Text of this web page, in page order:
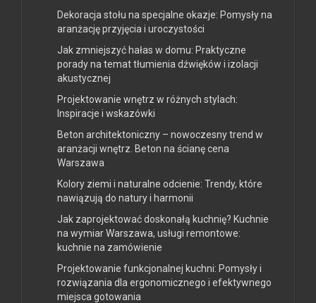
Dekoracja stołu na specjalne okazje: Pomysły na
aranżację przyjęcia i uroczystości
Jak zmniejszyć hałas w domu: Praktyczne
porady na temat tłumienia dźwięków i izolacji
akustycznej
Projektowanie wnętrz w różnych stylach:
Inspiracje i wskazówki
Beton architektoniczny – nowoczesny trend w
aranżacji wnętrz. Beton na ścianę cena
Warszawa
Kolory ziemi i naturalne odcienie: Trendy, które
nawiązują do natury i harmonii
Jak zaprojektować doskonałą kuchnię? Kuchnie
na wymiar Warszawa, usługi remontowe:
kuchnie na zamówienie
Projektowanie funkcjonalnej kuchni: Pomysły i
rozwiązania dla ergonomicznego i efektywnego
miejsca gotowania